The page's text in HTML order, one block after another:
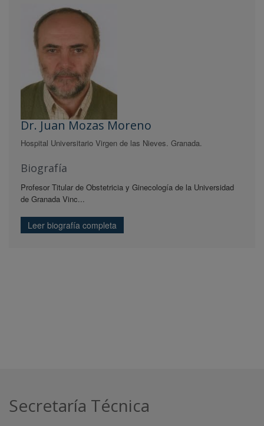
Dr. Juan Mozas Moreno
Hospital Universitario Virgen de las Nieves. Granada.
Biografía
Profesor Titular de Obstetricia y Ginecología de la Universidad
de Granada Vinc...
Leer biografía completa
Secretaría Técnica